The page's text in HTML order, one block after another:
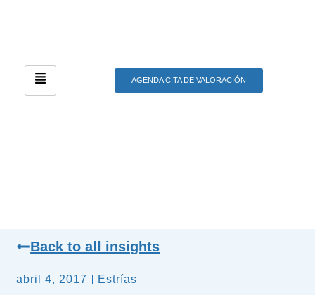
AGENDA CITA DE VALORACIÓN
Back to all insights
abril 4, 2017 Estrías